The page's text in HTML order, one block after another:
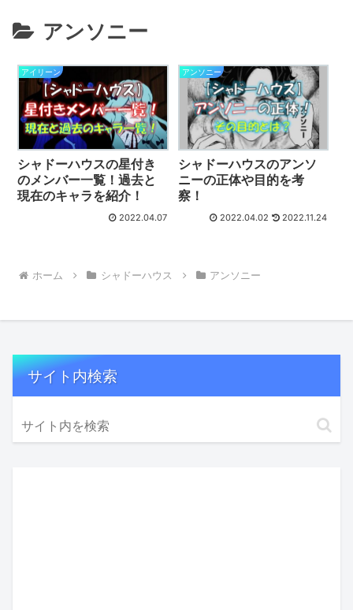
アンソニー
アイリーン
シャドーハウスの星付き
のメンバー一覧！過去と
現在のキャラを紹介！
2022.04.07
アンソニー
シャドーハウスのアンソ
ニーの正体や目的を考
察！
2022.04.02 2022.11.24
ホーム シャドーハウス アンソニー
サイト内検索